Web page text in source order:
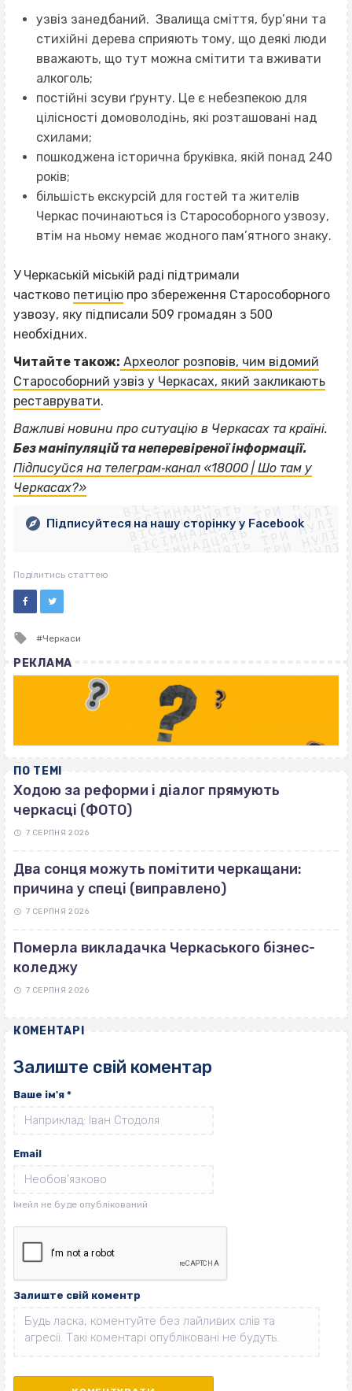
узвіз занедбаний. Звалища сміття, бур’яни та
стихійні дерева сприяють тому, що деякі люди
вважають, що тут можна смітити та вживати
алкоголь;
постійні зсуви ґрунту. Це є небезпекою для
цілісності домоволодінь, які розташовані над
схилами;
пошкоджена історична бруківка, якій понад 240
років;
більшість екскурсій для гостей та жителів
Черкас починаються із Старособорного узвозу,
втім на ньому немає жодного пам’ятного знаку.
У Черкаській міській раді підтримали
частково петицію про збереження Старособорного
узвозу, яку підписали 509 громадян з 500
необхідних.
Читайте також: Археолог розповів, чим відомий
Старособорний узвіз у Черкасах, який закликають
реставрувати.
Важливі новини про ситуацію в Черкасах та країні.
Без маніпуляцій та неперевіреної інформації.
Підписуйся на телеграм‐канал «18000 | Шо там у
Черкасах?»
ВІСІМНАДЦЯТЬ ТРИ НУЛІ
ВІСІМНАДЦЯТЬ ТРИ НУЛІ
ВІСІМНАДЦЯТЬ ТРИ НУЛІ
ВІСІМНАДЦЯТЬ ТРИ НУЛІ
ВІСІМНАДЦЯТЬ ТРИ НУЛІ
ВІСІМНАДЦЯТЬ ТРИ НУЛІ
ВІСІМНАДЦЯТЬ ТРИ НУЛІ
ВІСІМНАДЦЯТЬ ТРИ НУЛІ
Підписуйтеся на нашу сторінку у Facebook
Поділитись статтею
Tagged
Черкаси
РЕКЛАМА
ПО ТЕМІ
Ходою за реформи і діалог прямують
черкасці (ФОТО)
7 СЕРПНЯ 2026
Два сонця можуть помітити черкащани:
причина у спеці (виправлено)
7 СЕРПНЯ 2026
Померла викладачка Черкаського бізнес-
коледжу
7 СЕРПНЯ 2026
КОМЕНТАРІ
Залиште свій коментар
Ваше ім'я *
Email
Залиште свій коментр